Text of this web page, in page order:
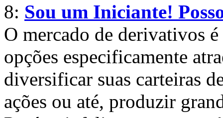
8: Sou um Iniciante!
O mercado de derivativos
opções especificamente
diversificar suas carteiras
ações ou até, produzir